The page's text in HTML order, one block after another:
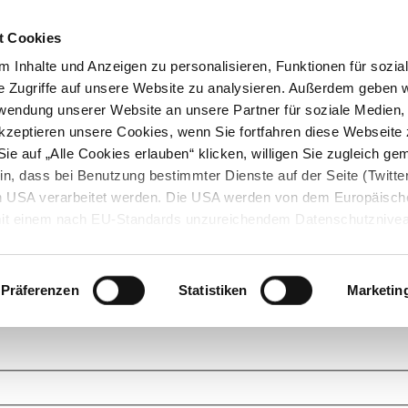
Cookies
Inhalte und Anzeigen zu personalisieren, Funktionen für
Zugriffe auf unsere Website zu analysieren. Außerdem geben
unserer Website an unsere Partner für soziale Medien,
unsere Cookies, wenn Sie fortfahren diese Webseite
auf „Alle Cookies erlauben“ klicken, willigen Sie zugleich
dass bei Benutzung bestimmter Dienste auf der Seite
USA verarbeitet werden. Die USA werden von dem
einem nach EU-Standards unzureichendem
Präferenzen Statistiken
Stellen Sie Ihre Fragen und helfen Sie mit Ihrem Wissen anderen